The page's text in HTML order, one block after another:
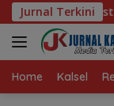
Langsung
ke
konten
Jurnal Terkini
Paskibraka
Home Kalsel